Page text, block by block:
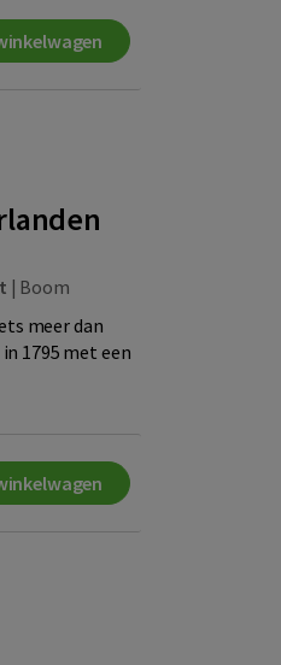
| Boom
meer dan
1795 met een